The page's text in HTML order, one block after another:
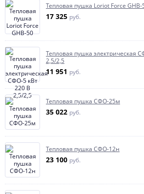
Тепловая пушка Loriot Force GHB-
17 325 руб.
Тепловая пушка электрическая
2,5/2,5
11 951 руб.
Тепловая пушка СФО-25м
35 022 руб.
Тепловая пушка СФО-12н
23 100 руб.